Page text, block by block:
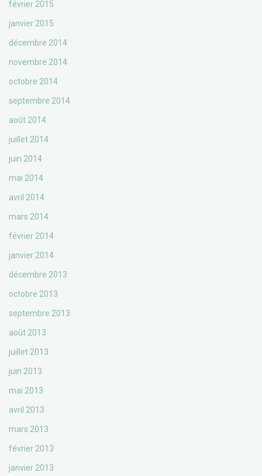
février 2015
janvier 2015
décembre 2014
novembre 2014
octobre 2014
septembre 2014
août 2014
juillet 2014
juin 2014
mai 2014
avril 2014
mars 2014
février 2014
janvier 2014
décembre 2013
octobre 2013
septembre 2013
août 2013
juillet 2013
juin 2013
mai 2013
avril 2013
mars 2013
février 2013
janvier 2013